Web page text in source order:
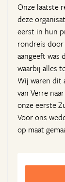
Onze laatste
deze
eerst in hun
rondreis door
aangeeft was
waarbij alles
Wij waren dit
van Verre
onze eerste
Voor ons
op maat